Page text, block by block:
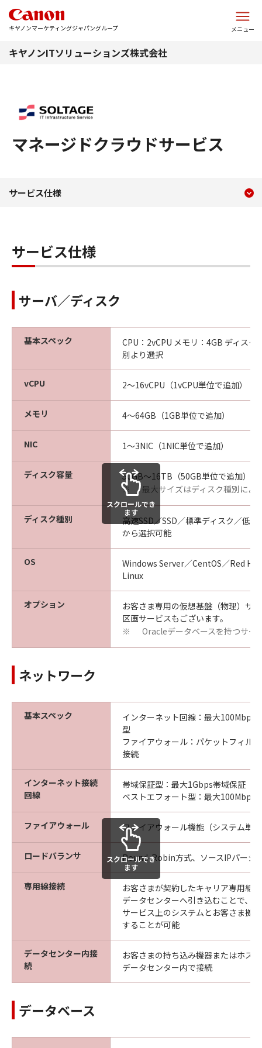
キヤノンマーケティングジャパングループ メニュー
キヤノンITソリューションズ株式会社
マネージドクラウドサービス
サービス仕様
サービス仕様
サーバ／ディスク
基本スペック
CPU：2vCPU メモリ：4GB ディスク
別より選択
vCPU 2～16vCPU（1vCPU単位で追加）
メモリ 4～64GB（1GB単位で追加）
NIC 1～3NIC（1NIC単位で追加）
ディスク容量 50GB～16TB（50GB単位で追加）
※ 最大サイズはディスク種別によ
ディスク種別
高速SSD／SSD／標準ディスク／低
から選択可能
OS
Windows Server／CentOS／Red
Linux
オプション
お客さま専用の仮想基盤（物理）サ
区画サービスもございます。
※ Oracleデータベースを持つサー
スクロールでき
ます
ネットワーク
基本スペック
インターネット回線：最大100Mbps
型
ファイアウォール：パケットフィル
接続
インターネット接続
回線
帯域保証型：最大1Gbps帯域保証
ベストエフォート型：最大100Mbps
ファイアウォール ファイアウォール機能（システム単
ロードバランサ Round-Robin方式、ソースIPパーシ
専用線接続
お客さまが契約したキャリア専用線
データセンターへ引き込むことで、
サービス上のシステムとお客さま拠
することが可能
データセンター内接
続
お客さまの持ち込み機器またはホス
データセンター内で接続
スクロールでき
ます
データベース